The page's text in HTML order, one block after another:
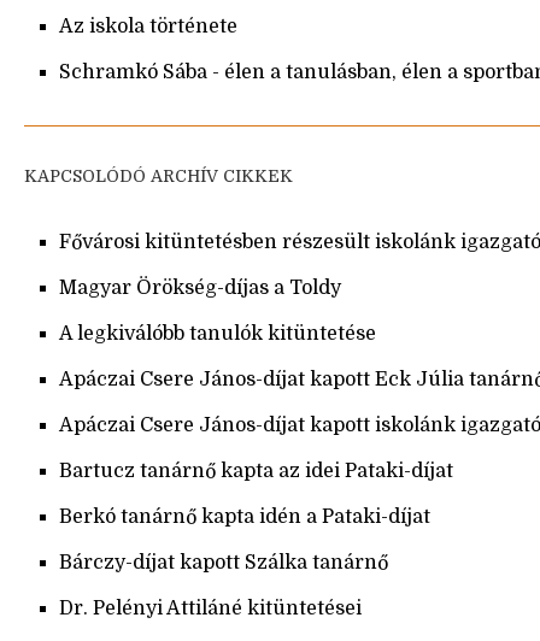
Az iskola története
Schramkó Sába - élen a tanulásban, élen a
KAPCSOLÓDÓ ARCHÍV CIKKEK
Fővárosi kitüntetésben részesült iskolánk
Magyar Örökség-díjas a Toldy
A legkiválóbb tanulók kitüntetése
Apáczai Csere János-díjat kapott Eck Júlia
Apáczai Csere János-díjat kapott iskolánk
Bartucz tanárnő kapta az idei Pataki-díjat
Berkó tanárnő kapta idén a Pataki-díjat
Bárczy-díjat kapott Szálka tanárnő
Dr. Pelényi Attiláné kitüntetései